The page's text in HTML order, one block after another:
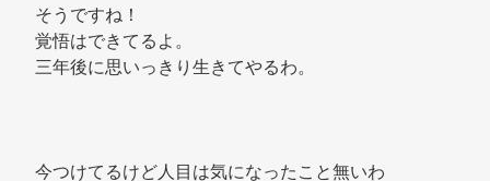
そうですね！
覚悟はできてるよ。
三年後に思いっきり生きてやるわ。
今つけてるけど人目は気になったこと無いわ